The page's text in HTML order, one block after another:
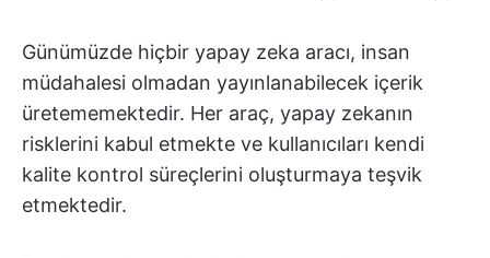
Günümüzde hiçbir yapay zeka aracı, insan
müdahalesi olmadan yayınlanabilecek içerik
üretememektedir. Her araç, yapay zekanın
risklerini kabul etmekte ve kullanıcıları kendi
kalite kontrol süreçlerini oluşturmaya teşvik
etmektedir.